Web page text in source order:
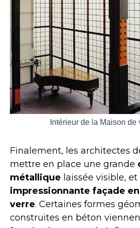
Intérieur de la Maison de
Finalement, les architectes
mettre en place une grande
métallique laissée visible, et
impressionnante façade
verre. Certaines formes
construites en béton